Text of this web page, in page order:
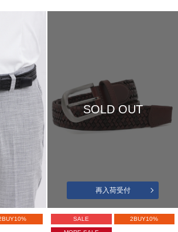
SOLD OUT
再入荷受付
SALE 2BUY10%